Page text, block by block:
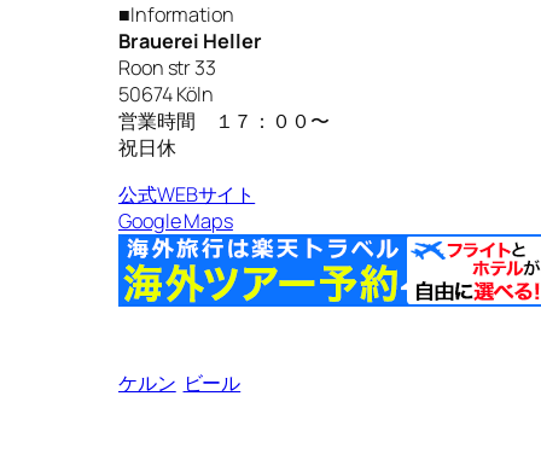
■Information
Brauerei Heller
Roon str 33
50674 Köln
営業時間 １７：００〜
祝日休
公式WEBサイト
Google Maps
ケルン ビール